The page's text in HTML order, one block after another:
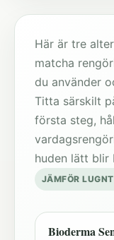
Här är tre
matcha
du använder
Titta särskilt
första steg,
huden lätt blir
JÄMFÖR
Bioderma